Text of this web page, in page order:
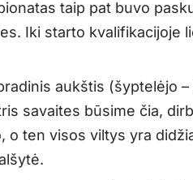
taip pat buvo
Iki starto kvalifikacijoje
aukštis (šyptelėjo
savaites būsime čia,
o ten visos viltys yra